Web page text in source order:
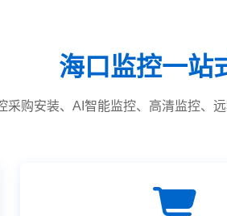
海口监控一站
采购安装、AI智能监控、高清监控、